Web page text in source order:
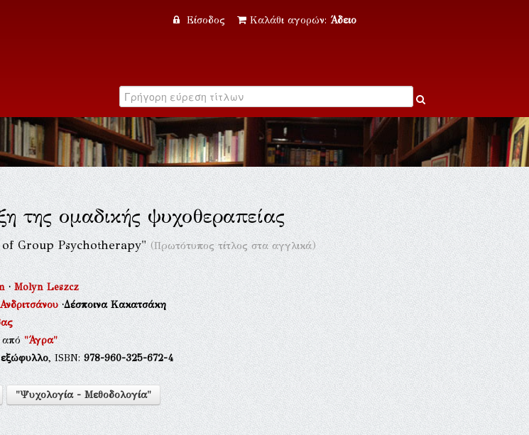
Είσοδος Καλάθι αγορών: Άδειο
της ομαδικής ψυχοθεραπείας
Group Psychotherapy"(Πρωτότυπος τίτλος στα αγγλικά)
·Molyn Leszcz
·Δέσποινα Κακατσάκη
από"Άγρα"
, ISBN:978-960-325-672-4
"Ψυχολογία - Μεθοδολογία"